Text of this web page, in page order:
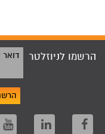
הרשמו לניוזלטר דואר